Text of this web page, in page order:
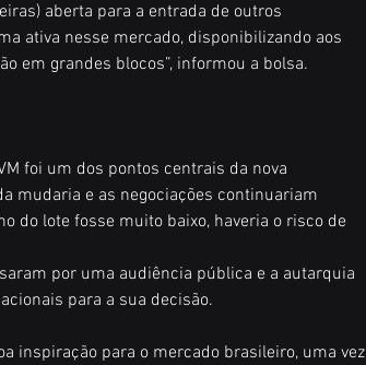
aberta para a entrada de outros
ativa nesse mercado, disponibilizando aos
em grandes blocos”, informou a bolsa.
foi um dos pontos centrais da nova
mudaria e as negociações continuariam
do lote fosse muito baixo, haveria o risco de
por uma audiência pública e a autarquia
para a sua decisão.
inspiração para o mercado brasileiro, uma vez